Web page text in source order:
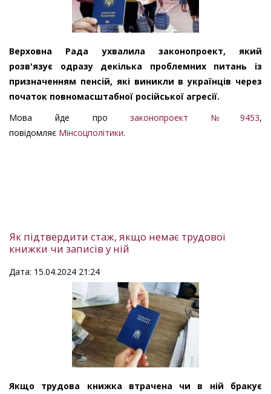
Верховна Рада ухвалила законопроект, який
розв'язує одразу декілька проблемних питань із
призначенням пенсій, які виникли в українців через
початок повномасштабної російської агресії.
Мова йде прозаконопроект №9453,
повідомляє Мінсоцполітики.
Як підтвердити стаж, якщо немає трудової
книжки чи записів у ній
Дата: 15.04.2024 21:24
Якщо трудова книжка втрачена чи в ній бракує